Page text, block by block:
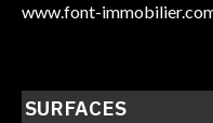
www.font-
SURFACES